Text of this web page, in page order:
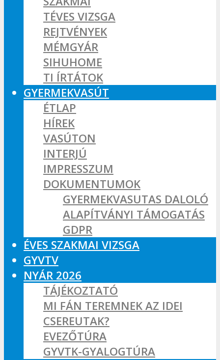
TÉVES VIZSGA
REJTVÉNYEK
MÉMGYÁR
SIHUHOME
TI ÍRTÁTOK
GYERMEKVASÚT
ÉTLAP
HÍREK
VASÚTON
INTERJÚ
IMPRESSZUM
DOKUMENTUMOK
GYERMEKVASUTAS DALOLÓ
ALAPÍTVÁNYI TÁMOGATÁS
GDPR
ÉVES SZAKMAI VIZSGA
GYVTV
NYÁR 2026
TÁJÉKOZTATÓ
MI FÁN TEREMNEK AZ IDEI
CSEREUTAK?
EVEZŐTÚRA
GYVTK-GYALOGTÚRA